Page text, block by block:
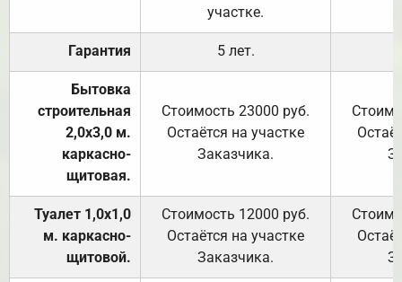
участке.
Гарантия 5 лет.
Бытовка
строительная
2,0х3,0 м.
каркасно-
щитовая.
Стоимость 23000 руб.
Остаётся на участке
Заказчика.
Туалет 1,0х1,0
м. каркасно-
щитовой.
Стоимость 12000 руб.
Остаётся на участке
Заказчика.